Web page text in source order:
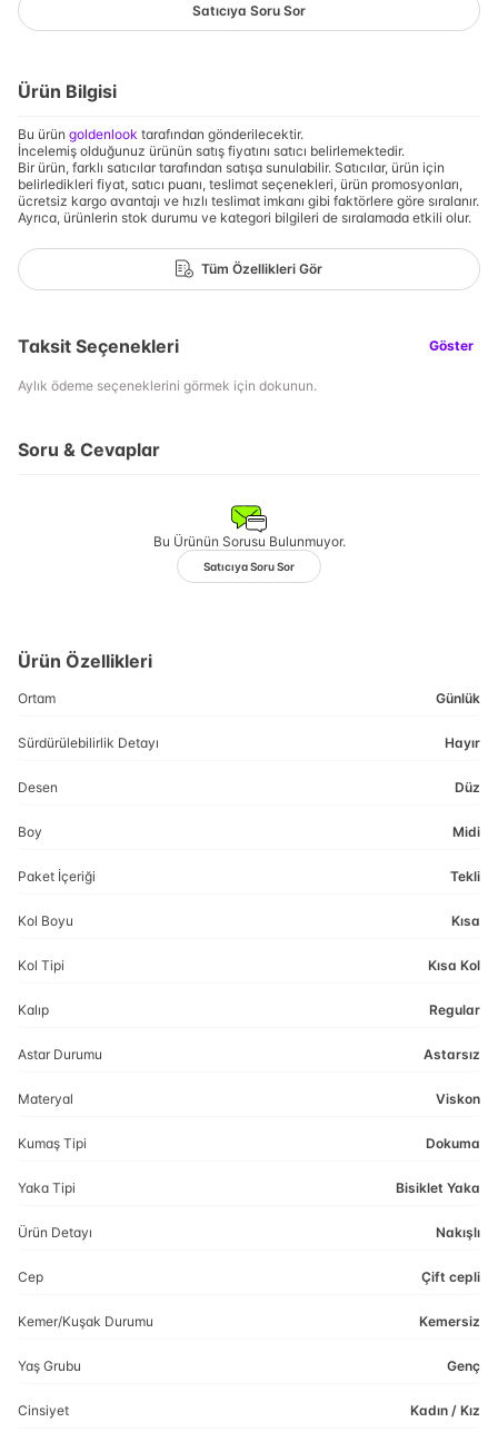
Satıcıya Soru Sor
Ürün Bilgisi
Bu ürün goldenlook tarafından gönderilecektir.
İncelemiş olduğunuz ürünün satış fiyatını satıcı belirlemektedir.
Bir ürün, farklı satıcılar tarafından satışa sunulabilir. Satıcılar, ürün için
belirledikleri fiyat, satıcı puanı, teslimat seçenekleri, ürün promosyonları,
ücretsiz kargo avantajı ve hızlı teslimat imkanı gibi faktörlere göre sıralanır.
Ayrıca, ürünlerin stok durumu ve kategori bilgileri de sıralamada etkili olur.
Tüm Özellikleri Gör
Taksit Seçenekleri Göster
Aylık ödeme seçeneklerini görmek için dokunun.
Soru & Cevaplar
Bu Ürünün Sorusu Bulunmuyor.
Satıcıya Soru Sor
Ürün Özellikleri
Ortam Günlük
Sürdürülebilirlik Detayı Hayır
Desen Düz
Boy Midi
Paket İçeriği Tekli
Kol Boyu Kısa
Kol Tipi Kısa Kol
Kalıp Regular
Astar Durumu Astarsız
Materyal Viskon
Kumaş Tipi Dokuma
Yaka Tipi Bisiklet Yaka
Ürün Detayı Nakışlı
Cep Çift cepli
Kemer/Kuşak Durumu Kemersiz
Yaş Grubu Genç
Cinsiyet Kadın / Kız